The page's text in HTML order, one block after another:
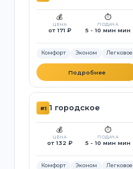
💰
ЦЕНА
от 171 ₽
⏱️
ПОДАЧА
5 - 10 мин мин
Комфорт Эконом Легковое
Подробнее
#1 1 городское
💰
ЦЕНА
от 132 ₽
⏱️
ПОДАЧА
5 - 10 мин мин
Комфорт Эконом Легковое